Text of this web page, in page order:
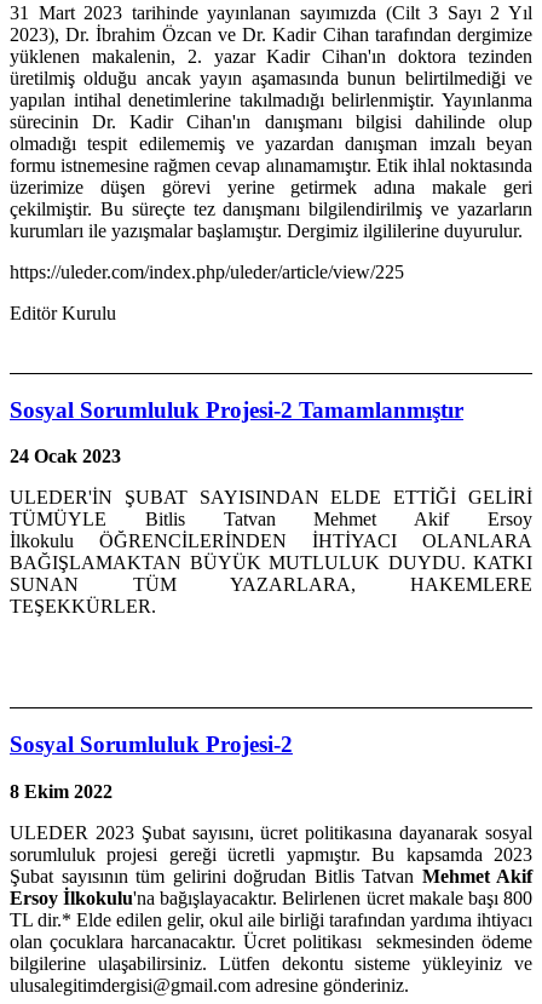
31 Mart 2023 tarihinde yayınlanan sayımızda (Cilt 3 Sayı 2 Yıl
2023), Dr. İbrahim Özcan ve Dr. Kadir Cihan tarafından dergimize
yüklenen makalenin, 2. yazar Kadir Cihan'ın doktora tezinden
üretilmiş olduğu ancak yayın aşamasında bunun belirtilmediği ve
yapılan intihal denetimlerine takılmadığı belirlenmiştir. Yayınlanma
sürecinin Dr. Kadir Cihan'ın danışmanı bilgisi dahilinde olup
olmadığı tespit edilememiş ve yazardan danışman imzalı beyan
formu istnemesine rağmen cevap alınamamıştır. Etik ihlal noktasında
üzerimize düşen görevi yerine getirmek adına makale geri
çekilmiştir. Bu süreçte tez danışmanı bilgilendirilmiş ve yazarların
kurumları ile yazışmalar başlamıştır. Dergimiz ilgililerine duyurulur.
https://uleder.com/index.php/uleder/article/view/225
Editör Kurulu
Sosyal Sorumluluk Projesi-2 Tamamlanmıştır
24 Ocak 2023
ULEDER'İN ŞUBAT SAYISINDAN ELDE ETTİĞİ GELİRİ
TÜMÜYLE Bitlis Tatvan Mehmet Akif Ersoy
İlkokulu ÖĞRENCİLERİNDEN İHTİYACI OLANLARA
BAĞIŞLAMAKTAN BÜYÜK MUTLULUK DUYDU. KATKI
SUNAN TÜM YAZARLARA, HAKEMLERE
TEŞEKKÜRLER.
Sosyal Sorumluluk Projesi-2
8 Ekim 2022
ULEDER 2023 Şubat sayısını, ücret politikasına dayanarak sosyal
sorumluluk projesi gereği ücretli yapmıştır. Bu kapsamda 2023
Şubat sayısının tüm gelirini doğrudan Bitlis Tatvan Mehmet Akif
Ersoy İlkokulu'na bağışlayacaktır. Belirlenen ücret makale başı 800
TL dir.* Elde edilen gelir, okul aile birliği tarafından yardıma ihtiyacı
olan çocuklara harcanacaktır. Ücret politikası sekmesinden ödeme
bilgilerine ulaşabilirsiniz. Lütfen dekontu sisteme yükleyiniz ve
ulusalegitimdergisi@gmail.com adresine gönderiniz.